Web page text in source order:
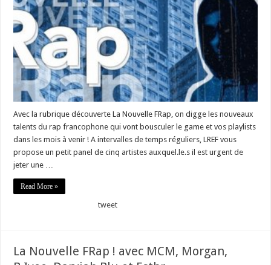
Avec la rubrique découverte La Nouvelle FRap, on digge les nouveaux
talents du rap francophone qui vont bousculer le game et vos playlists
dans les mois à venir ! A intervalles de temps réguliers, LREF vous
propose un petit panel de cinq artistes auxquel.le.s il est urgent de
jeter une …
Read More »
tweet
La Nouvelle FRap ! avec MCM, Morgan,